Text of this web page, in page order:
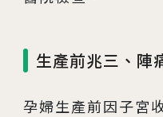
生產前兆三、陣
孕婦生產前因子宮